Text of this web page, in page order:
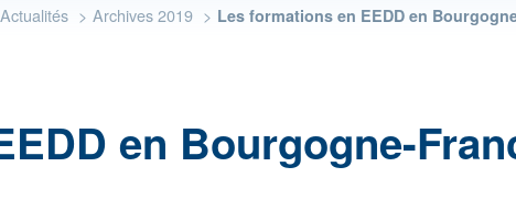
Actualités Archives 2019 Les formations en EEDD en
en Bourgogne-